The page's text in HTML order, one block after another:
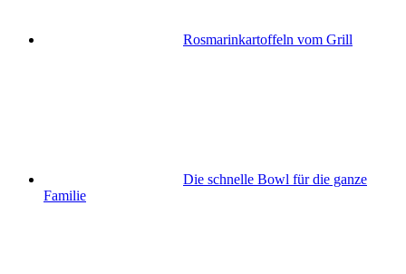
Rosmarinkartoffeln vom Grill
Die schnelle Bowl für die ganze
Familie